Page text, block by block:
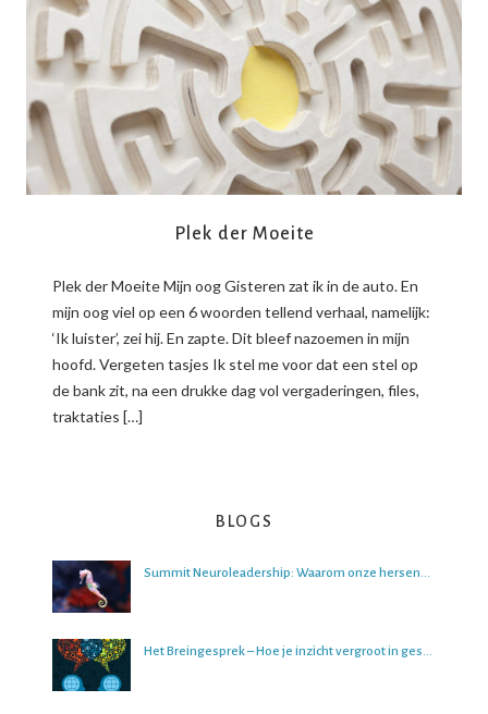
READ MORE
Plek der Moeite
Plek der Moeite Mijn oog Gisteren zat ik in de auto. En
mijn oog viel op een 6 woorden tellend verhaal, namelijk:
‘Ik luister’, zei hij. En zapte. Dit bleef nazoemen in mijn
hoofd. Vergeten tasjes Ik stel me voor dat een stel op
de bank zit, na een drukke dag vol vergaderingen, files,
traktaties […]
BLOGS
Summit Neuroleadership: Waarom onze hersenen het lastig vinden om over de toekomst na te denken
Het Breingesprek – Hoe je inzicht vergroot in gesprekken